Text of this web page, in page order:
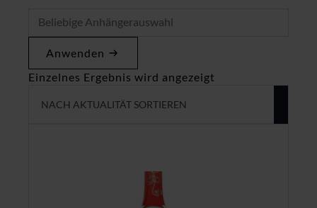
Anwenden
Einzelnes Ergebnis wird angezeigt